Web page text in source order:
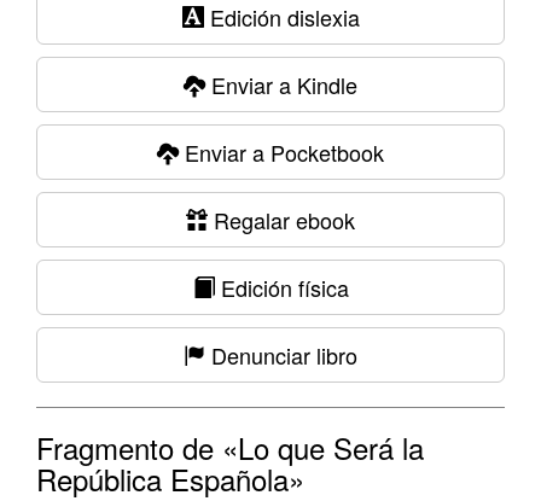
Edición dislexia
Enviar a Kindle
Enviar a Pocketbook
Regalar ebook
Edición física
Denunciar libro
Fragmento de «Lo que Será la
República Española»